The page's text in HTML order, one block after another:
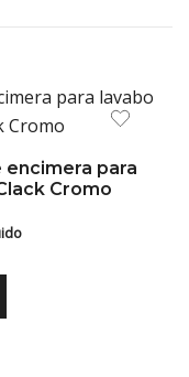
encimera para
Cromo